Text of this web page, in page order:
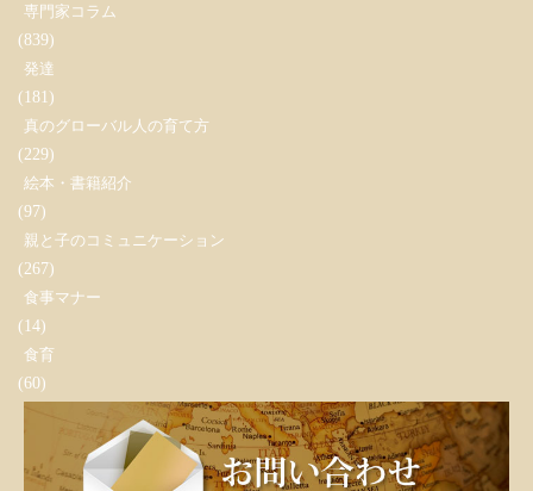
専門家コラム
(839)
発達
(181)
真のグローバル人の育て方
(229)
絵本・書籍紹介
(97)
親と子のコミュニケーション
(267)
食事マナー
(14)
食育
(60)